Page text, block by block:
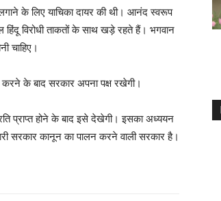
के लिए याचिका दायर की थी। आनंद स्वरूप
हिंदू विरोधी ताकतों के साथ खड़े रहते हैं। भगवान
चाहिए।
के बाद सरकार अपना पक्ष रखेगी।
प्राप्त होने के बाद इसे देखेगी। इसका अध्ययन
सरकार कानून का पालन करने वाली सरकार है।